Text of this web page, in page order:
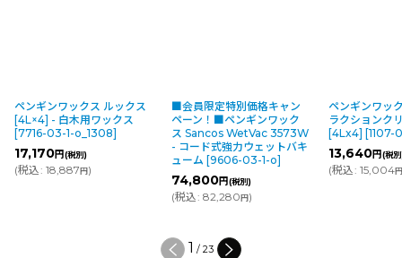
ペンギンワックス ルックス
[4L×4] - 白木用ワックス
[7716-03-1-o_1308]
17,170円(税別)
(税込: 18,887円)
■会員限定特別価格キャン
ペーン！■ペンギンワック
ス Sancos WetVac 3573W
- コード式強力ウェットバキ
ューム [9606-03-1-o]
74,800円(税別)
(税込: 82,280円)
ペンギンワッ
ラクションク
[4Lx4] [1107-
13,640円(税
(税込: 15,004
1 / 23